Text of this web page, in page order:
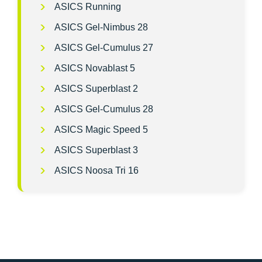
ASICS Running
ASICS Gel-Nimbus 28
ASICS Gel-Cumulus 27
ASICS Novablast 5
ASICS Superblast 2
ASICS Gel-Cumulus 28
ASICS Magic Speed 5
ASICS Superblast 3
ASICS Noosa Tri 16